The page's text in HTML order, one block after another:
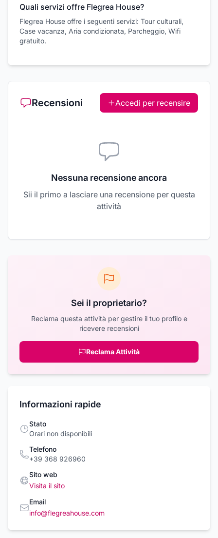
Quali servizi offre Flegrea House?
Flegrea House offre i seguenti servizi: Tour culturali,
Case vacanza, Aria condizionata, Parcheggio, Wifi
gratuito.
Recensioni Accedi per recensire
Nessuna recensione ancora
Sii il primo a lasciare una recensione per questa
attività
Sei il proprietario?
Reclama questa attività per gestire il tuo profilo e
ricevere recensioni
Reclama Attività
Informazioni rapide
Stato
Orari non disponibili
Telefono
+39 368 926960
Sito web
Visita il sito
Email
info@flegreahouse.com